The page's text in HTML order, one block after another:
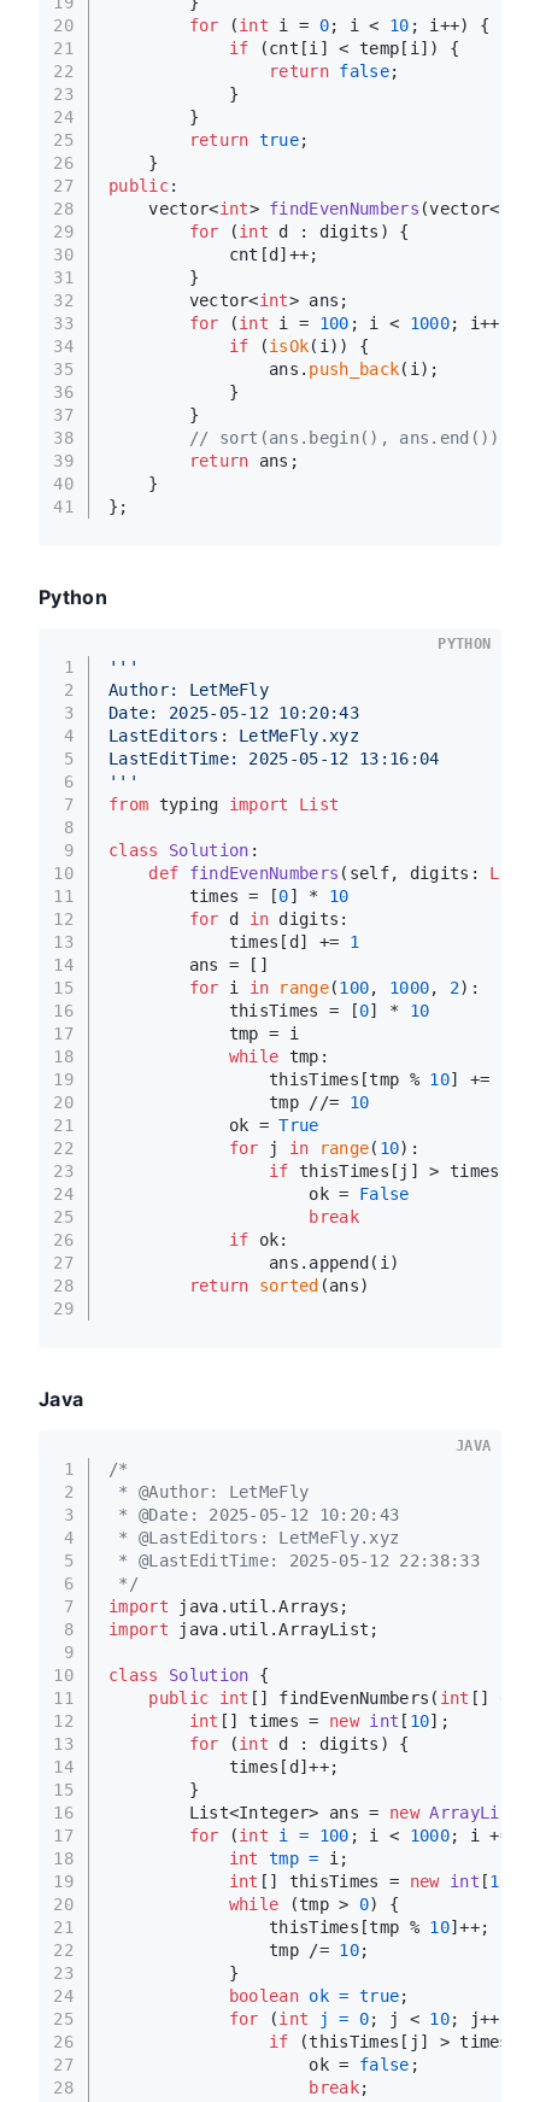
20
21
22
23
24
25
26
27
28
29
30
31
32
33
34
35
36
37
38
39
40
41
for (int i = 0; i < 10 ; i++) {
if (cnt[i] < temp[i]) {
return false;
            }
        }
return true;
    }
public:
vector<int> findEvenNumbers (vector<
for (int d : digits) {
            cnt[d]++;
        }
        vector<
int> ans;
for (int i = 100 ; i < 1000; i++) {
if (isOk(i)) {
                ans.
push_back(i);
            }
        }
// sort(ans.begin(), ans.end());
return ans;
    }
};
Python
1
2
3
4
5
6
7
8
9
10
11
12
13
14
15
16
17
18
19
20
21
22
23
24
25
26
27
28
29
'''
Author: LetMeFly
Date: 2025-05-12 10:20:43
LastEditors: LetMeFly.xyz
LastEditTime: 2025-05-12 13:16:04
'''
from typing import List
class Solution :
def
findEvenNumbers ( self, digits: List
        times = [
0] * 10
for d in digits:
            times[d] +=
1
        ans = []
for i in range(100, 1000, 2):
            thisTimes = [
0] * 10
            tmp = i
while tmp:
                thisTimes[tmp %
10] +=
                tmp //=
10
            ok =
True
for j in range( 10):
if thisTimes[j] > times[j]:
                    ok =
False
break
if ok:
                ans.append(i)
return
sorted (ans)
PYTHON
Java
1
2
3
4
5
6
7
8
9
10
11
12
13
14
15
16
17
18
19
20
21
22
23
24
25
26
27
28
/*
* @Author: LetMeFly
* @Date: 2025-05-12 10:20:43
* @LastEditors: LetMeFly.xyz
* @LastEditTime: 2025-05-12 22:38:33
*/
import java.util.Arrays;
import java.util.ArrayList;
class Solution {
public
int [] findEvenNumbers( int []
int [] times = new int [ 10];
for (int d : digits) {
            times[d]++;
        }
        List<Integer> ans =
new ArrayList
for (int i = 100 ; i < 1000; i +=
int
tmp = i;
int [] thisTimes = new int [10
while (tmp > 0) {
                thisTimes[tmp %
10]++;
                tmp /=
10;
            }
boolean ok = true;
for (int j = 0; j < 10; j++) {
if (thisTimes[j] >
                    ok =
false ;
break;
JAVA